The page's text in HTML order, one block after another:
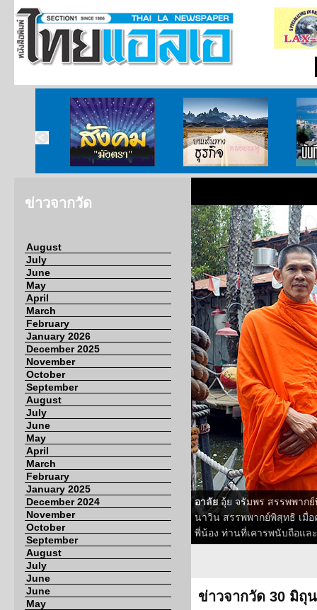
สังคมมังตรา บนเส้นทางธุรกิจ บั
ข่าวจากวัด
August
July
June
May
April
March
February
January 2026
December 2025
November
October
September
August
July
June
May
April
March
February
January 2025
December 2024
November
October
September
August
July
June
June
May
อาลัยอุ้ย จรัมพร สรรพพาก
นาวิน สรรพพากย์พิสุทธิ เมื่
พี่น้อง ท่านที่เคารพนับถือแล
ข่าวจากวัด 30 มิถุ